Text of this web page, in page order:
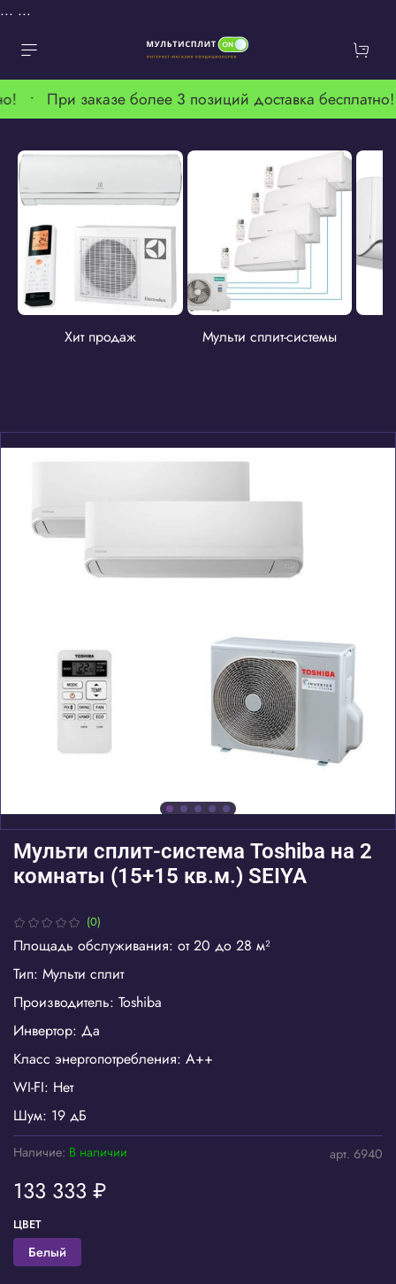
... ...
• При заказе более 3 позиций доставка
Хит продаж Мульти сплит-системы
(0)
арт. 6940
Наличие: В наличии
Мульти сплит-система Toshiba на 2
комнаты (15+15 кв.м.) SEIYA
133 333 ₽
ЦВЕТ
Белый
Площадь обслуживания: от 20 до 28 м²
Тип: Мульти сплит
Производитель: Toshiba
Инвертор: Да
Класс энергопотребления: A++
WI-FI: Нет
Шум: 19 дБ